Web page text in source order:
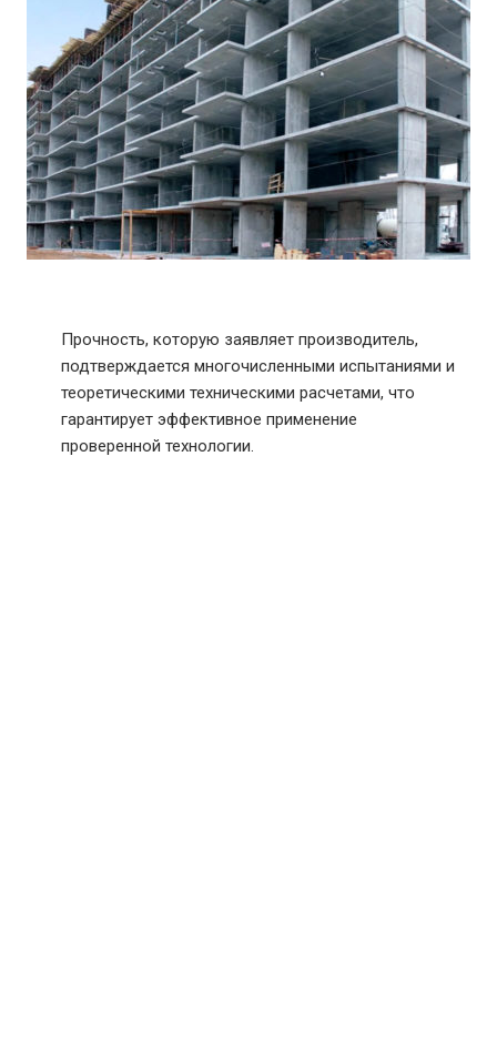
Прочность, которую заявляет производитель,
подтверждается многочисленными испытаниями и
теоретическими техническими расчетами, что
гарантирует эффективное применение
проверенной технологии.